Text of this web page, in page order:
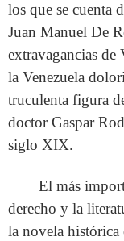
los que se cuenta
Juan Manuel De
extravagancias
la Venezuela
truculenta figura
doctor Gaspar
siglo XIX.
El más
derecho y la
la novela histórica